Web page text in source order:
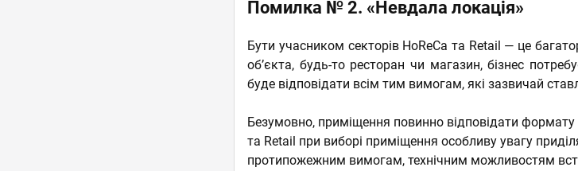
Помилка № 2. «Невдала локація»
Бути учасником секторів HoReCa та Retail — це
об’єкта, будь-то ресторан чи магазин, бізнес
буде відповідати всім тим вимогам, які зазвичай
Безумовно, приміщення повинно відповідати формату
та Retail при виборі приміщення особливу увагу
протипожежним вимогам, технічним можливостям